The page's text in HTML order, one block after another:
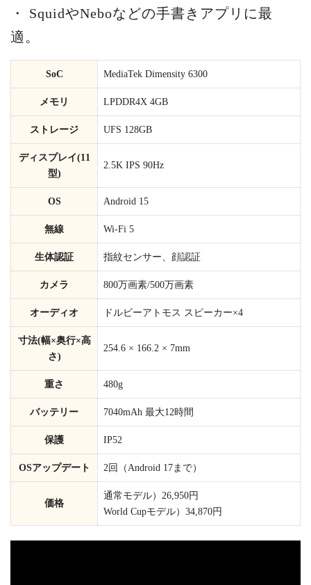
・ SquidやNeboなどの手書きアプリに最
適。
SoC MediaTek Dimensity 6300
メモリ LPDDR4X 4GB
ストレージ UFS 128GB
ディスプレイ(11
型)
2.5K IPS 90Hz
OS Android 15
無線 Wi-Fi 5
生体認証 指紋センサー、顔認証
カメラ 800万画素/500万画素
オーディオ ドルビーアトモス スピーカー×4
寸法(幅×奥行×高
さ)
254.6 × 166.2 × 7mm
重さ 480g
バッテリー 7040mAh 最大12時間
保護 IP52
OSアップデート 2回（Android 17まで）
価格
通常モデル）26,950円
World Cupモデル）34,870円